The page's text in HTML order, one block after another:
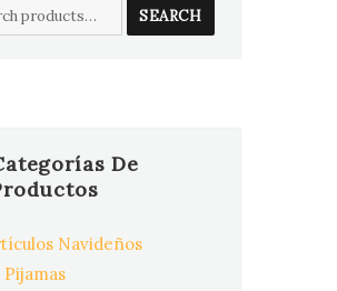
SEARCH
De
Navideños
Pijamas